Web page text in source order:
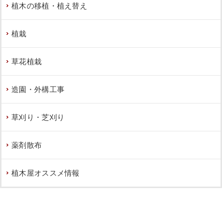
植木の移植・植え替え
植栽
草花植栽
造園・外構工事
草刈り・芝刈り
薬剤散布
植木屋オススメ情報